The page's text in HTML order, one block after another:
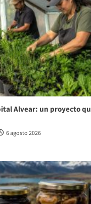
Alvear: un proyecto
6 agosto 2026